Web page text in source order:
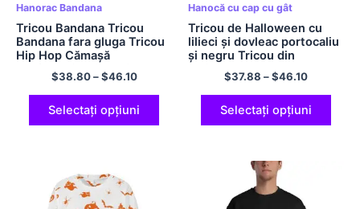
Hanorac Bandana
Tricou Bandana Tricou
Bandana fara gluga Tricou
Hip Hop Cămașă
confortabilă din poliester
cu mâneci lungi Cămașă
supradimensionată
$38.80–$46.10
Selectați opțiuni
Hanocă cu cap cu gât
Tricou de Halloween cu
lilieci și dovleac portocaliu
și negru Tricou din
poliester cu decolteu
rotund Hanorac cu glugă
lejer și comod
$37.88 –$46.10
Selectați opțiuni